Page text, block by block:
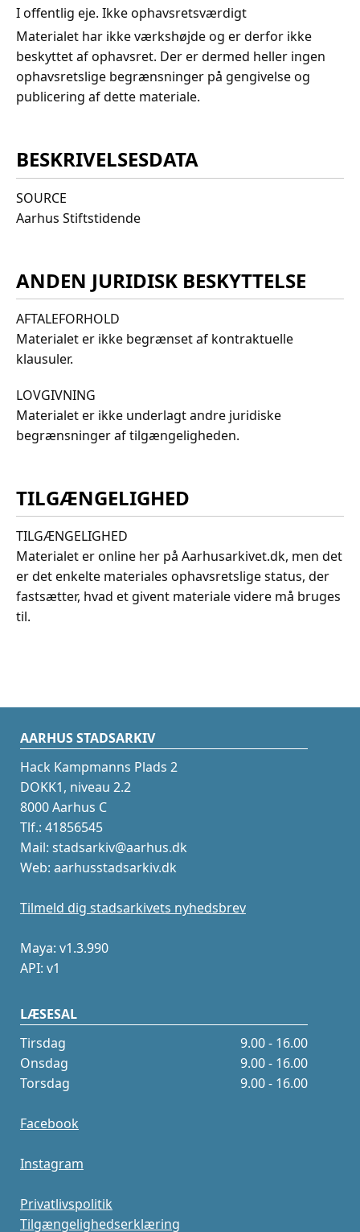
I offentlig eje. Ikke ophavsretsværdigt
Materialet har ikke værkshøjde og er derfor ikke
beskyttet af ophavsret. Der er dermed heller ingen
ophavsretslige begrænsninger på gengivelse og
publicering af dette materiale.
BESKRIVELSESDATA
SOURCE
Aarhus Stiftstidende
ANDEN JURIDISK BESKYTTELSE
AFTALEFORHOLD
Materialet er ikke begrænset af kontraktuelle
klausuler.
LOVGIVNING
Materialet er ikke underlagt andre juridiske
begrænsninger af tilgængeligheden.
TILGÆNGELIGHED
TILGÆNGELIGHED
Materialet er online her på Aarhusarkivet.dk, men det
er det enkelte materiales ophavsretslige status, der
fastsætter, hvad et givent materiale videre må bruges
til.
AARHUS STADSARKIV
Hack Kampmanns Plads 2
DOKK1, niveau 2.2
8000 Aarhus C
Tlf.: 41856545
Mail: stadsarkiv@aarhus.dk
Web: aarhusstadsarkiv.dk
Tilmeld dig stadsarkivets nyhedsbrev
Maya: v1.3.990
API: v1
LÆSESAL
Tirsdag
9.00 - 16.00
Onsdag
9.00 - 16.00
Torsdag
9.00 - 16.00
Facebook
Instagram
Privatlivspolitik
Tilgængelighedserklæring